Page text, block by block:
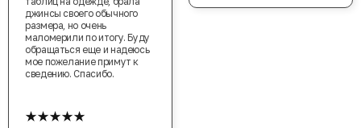
джинсы своего обычного
размера, но очень
маломерили по итогу. Буду
обращаться еще и надеюсь
мое пожелание примут к
сведению. Спасибо.
★★★★★